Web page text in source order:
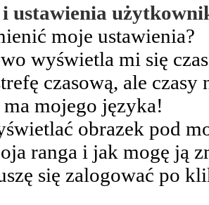
ustawienia
moje ustawienia?
wyświetla mi się
czasową, ale czasy
mojego języka!
obrazek pod
ranga i jak mogę ją
się zalogować po